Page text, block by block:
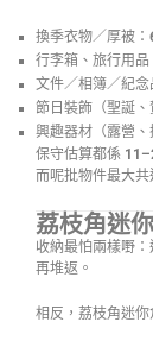
換季衣物／厚被：
行李箱、旅行用品
文件／相簿／紀念
節日裝飾（聖誕、
興趣器材（露營、
保守估算都係
而呢批物件最大共
荔枝角迷
收納最怕兩樣嘢
再堆返。
相反，荔枝角迷